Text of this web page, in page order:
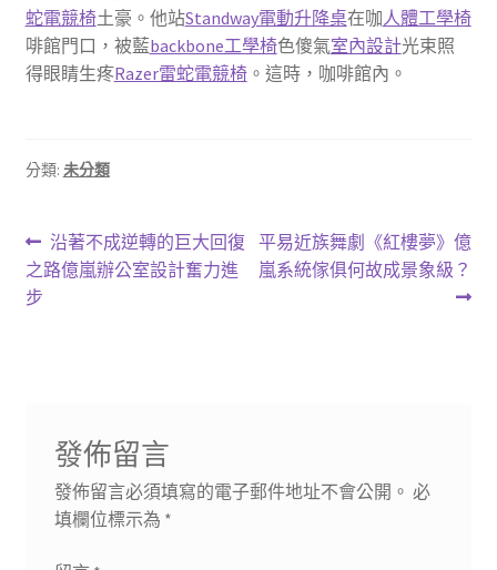
蛇電競椅土豪。他站Standway電動升降桌在咖人體工學椅
啡館門口，被藍backbone工學椅色傻氣室內設計光束照
得眼睛生疼Razer雷蛇電競椅。這時，咖啡館內。
分類: 未分類
文
章
上
一
沿著不成逆轉的巨大回復
之路億嵐辦公室設計奮力進
步
下
一
平易近族舞劇《紅樓夢》億
嵐系統傢俱何故成景象級？
發佈留言
發佈留言必須填寫的電子郵件地址不會公開。 必
填欄位標示為 *